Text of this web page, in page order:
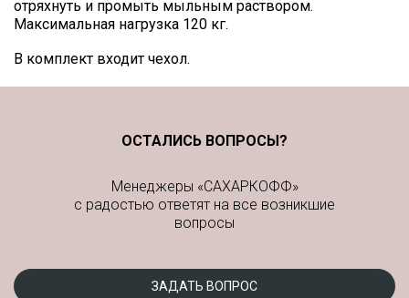
отряхнуть и промыть мыльным раствором.
Максимальная нагрузка 120 кг.
В комплект входит чехол.
ОСТАЛИСЬ ВОПРОСЫ?
Менеджеры «САХАРКОФФ»
с радостью ответят на все возникшие
вопросы
ЗАДАТЬ ВОПРОС